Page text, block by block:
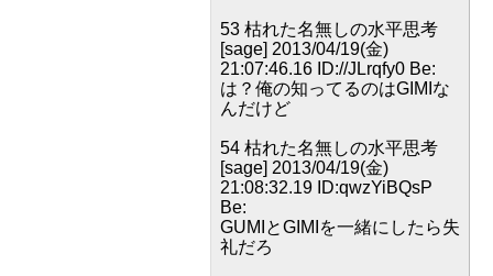
53 枯れた名無しの水平思考
[sage] 2013/04/19(金)
21:07:46.16 ID://JLrqfy0 Be:
は？俺の知ってるのはGIMIな
んだけど
54 枯れた名無しの水平思考
[sage] 2013/04/19(金)
21:08:32.19 ID:qwzYiBQsP
Be:
GUMIとGIMIを一緒にしたら失
礼だろ